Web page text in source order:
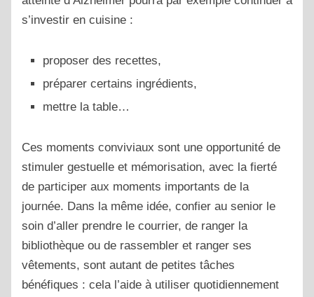
s’investir en cuisine :
proposer des recettes,
préparer certains ingrédients,
mettre la table…
Ces moments conviviaux sont une opportunité de
stimuler gestuelle et mémorisation, avec la fierté
de participer aux moments importants de la
journée. Dans la même idée, confier au senior le
soin d’aller prendre le courrier, de ranger la
bibliothèque ou de rassembler et ranger ses
vêtements, sont autant de petites tâches
bénéfiques : cela l’aide à utiliser quotidiennement